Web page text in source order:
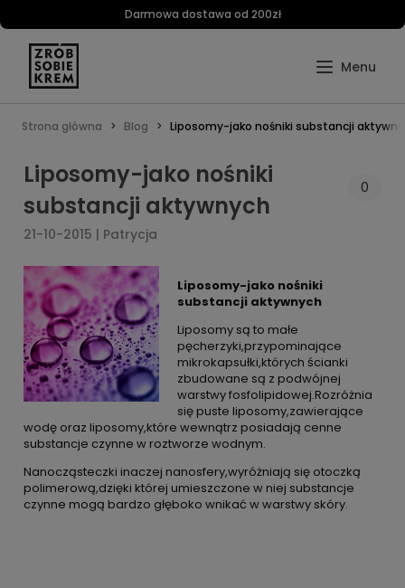
Darmowa dostawa od 200zł
Strona główna Blog Liposomy-jako nośniki substancji
Liposomy-jako nośniki
substancji aktywnych
0
21-10-2015 | Patrycja
Liposomy-jako nośniki
substancji aktywnych
Liposomy są to małe
pęcherzyki,przypominające
mikrokapsułki,których ścianki
zbudowane są z podwójnej
warstwy fosfolipidowej.Rozróżnia
się puste liposomy,zawierające
wodę oraz liposomy,które wewnątrz posiadają cenne
substancje czynne w roztworze wodnym.
Nanocząsteczki inaczej nanosfery,wyróżniają się otoczką
polimerową,dzięki której umieszczone w niej substancje
czynne mogą bardzo głęboko wnikać w warstwy skóry.